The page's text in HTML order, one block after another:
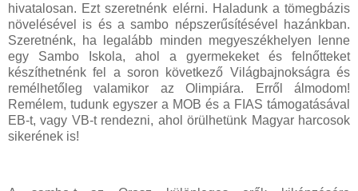
hivatalosan. Ezt szeretnénk elérni. Haladunk a tömegbázis
növelésével is és a sambo népszerűsítésével hazánkban.
Szeretnénk, ha legalább minden megyeszékhelyen lenne
egy Sambo Iskola, ahol a gyermekeket és felnőtteket
készíthetnénk fel a soron következő Világbajnokságra és
remélhetőleg valamikor az Olimpiára. Erről álmodom!
Remélem, tudunk egyszer a MOB és a FIAS támogatásával
EB-t, vagy VB-t rendezni, ahol örülhetünk Magyar harcosok
sikerének is!